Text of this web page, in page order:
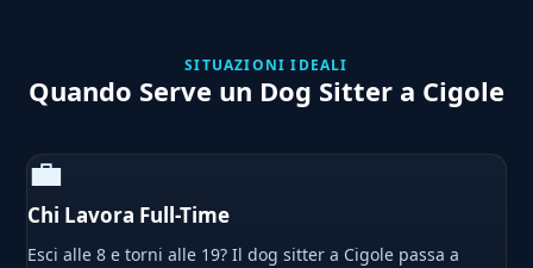
SITUAZIONI IDEALI
Quando Serve un Dog Sitter a Cigole
💼
Chi Lavora Full-Time
Esci alle 8 e torni alle 19? Il dog sitter a Cigole passa a